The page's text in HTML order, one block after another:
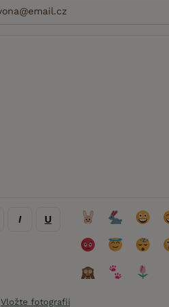
I U
Vložte fotografii